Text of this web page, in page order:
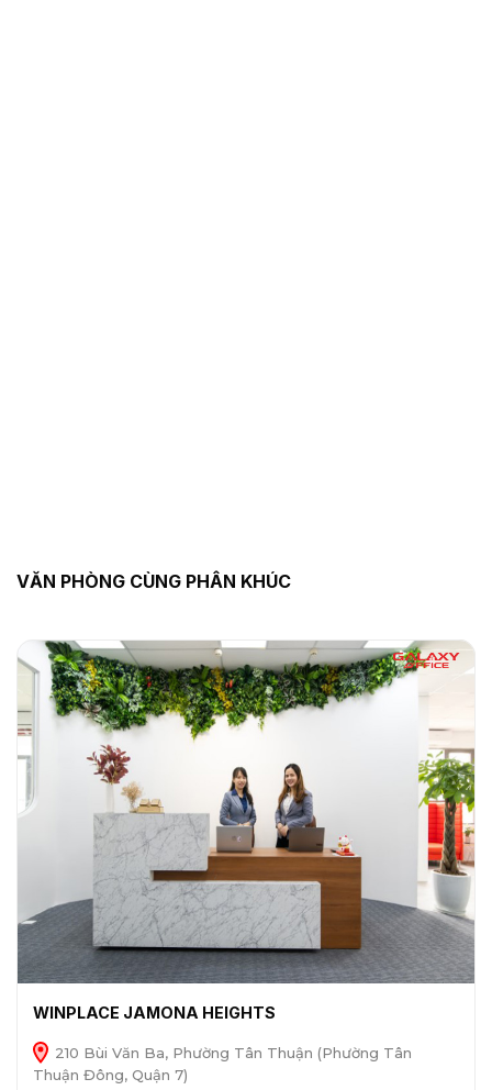
VĂN PHÒNG CÙNG PHÂN KHÚC
WINPLACE JAMONA HEIGHTS
210 Bùi Văn Ba, Phường Tân Thuận (Phường Tân
Thuận Đông, Quận 7)